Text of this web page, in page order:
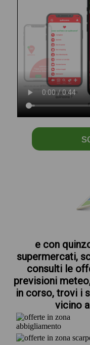
e con
supermercati,
consulti le
previsioni
in corso, trovi i
vicino